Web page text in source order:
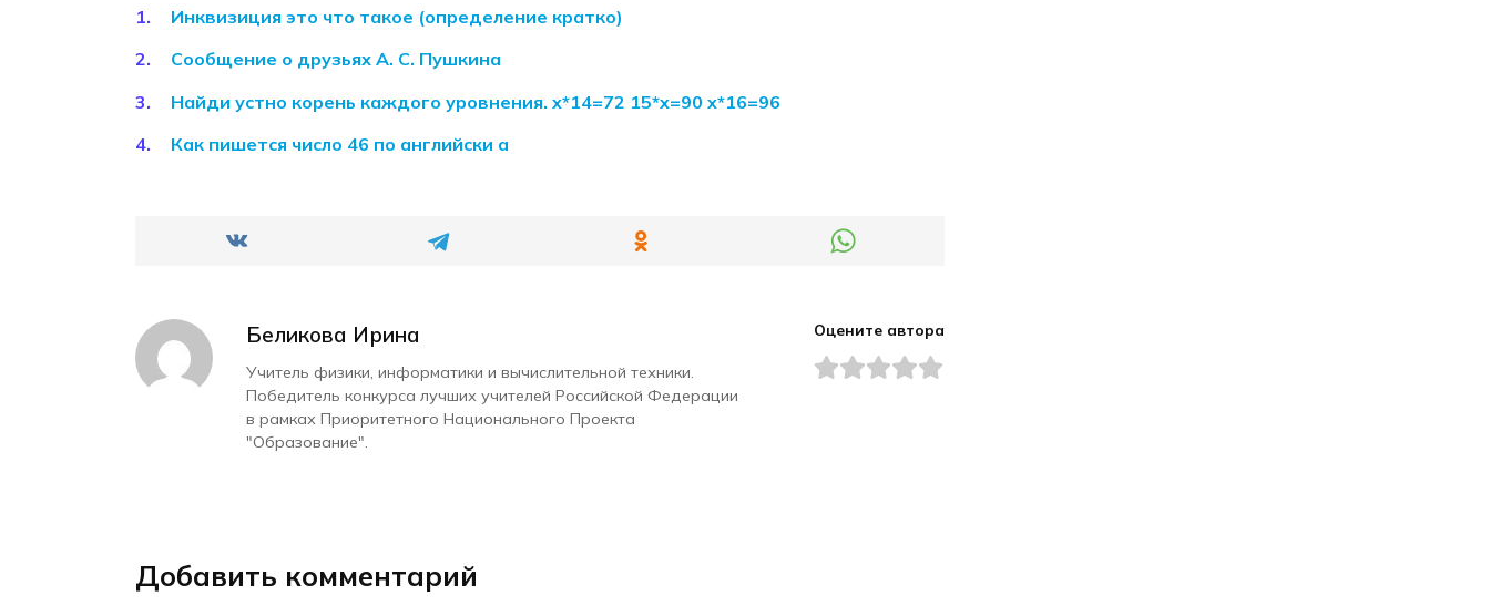
Инквизиция это что такое (определение кратко)
Сообщение о друзьях А. С. Пушкина
Найди устно корень каждого уровнения. x*14=72 15*x=90 x*16=96
Как пишется число 46 по английски а
Беликова Ирина
Учитель физики, информатики и вычислительной техники.
Победитель конкурса лучших учителей Российской Федерации
в рамках Приоритетного Национального Проекта
"Образование".
Оцените автора
Добавить комментарий